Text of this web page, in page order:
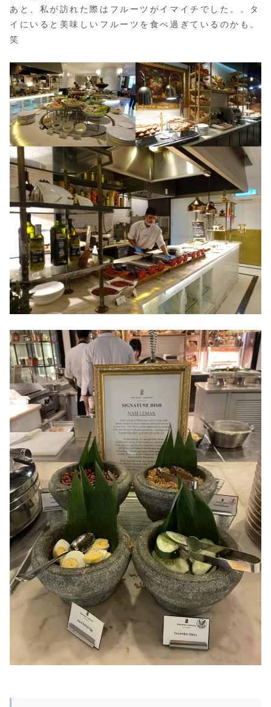
あと、私が訪れた際はフルーツがイマイチでした。。タ
イにいると美味しいフルーツを食べ過ぎているのかも。
笑